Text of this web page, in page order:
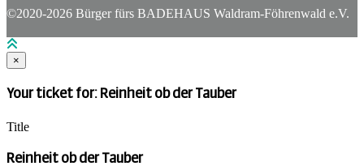
©2020-2026 Bürger fürs BADEHAUS Waldram-Föhrenwald e.V.
×
Your ticket for: Reinheit ob der Tauber
Title
Reinheit ob der Tauber